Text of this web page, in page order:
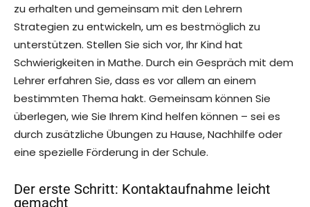
zu erhalten und gemeinsam mit den Lehrern
Strategien zu entwickeln, um es bestmöglich zu
unterstützen. Stellen Sie sich vor, Ihr Kind hat
Schwierigkeiten in Mathe. Durch ein Gespräch mit dem
Lehrer erfahren Sie, dass es vor allem an einem
bestimmten Thema hakt. Gemeinsam können Sie
überlegen, wie Sie Ihrem Kind helfen können – sei es
durch zusätzliche Übungen zu Hause, Nachhilfe oder
eine spezielle Förderung in der Schule.
Der erste Schritt: Kontaktaufnahme leicht
gemacht